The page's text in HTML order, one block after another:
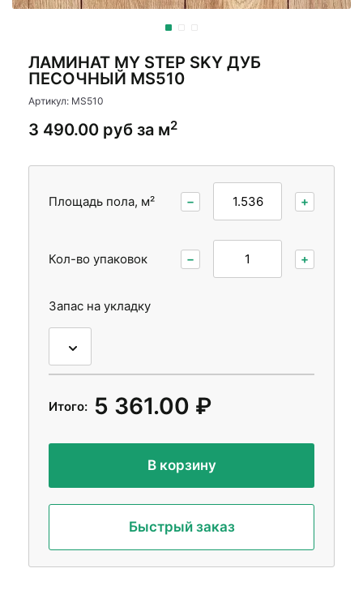
ЛАМИНАТ MY STEP SKY ДУБ
ПЕСОЧНЫЙ MS510
Артикул: MS510
3 490.00 руб за м2
Площадь пола, м² − +
Кол-во упаковок − +
Запас на укладку
Итого: 5 361.00 ₽
В корзину
Быстрый заказ
Стеновые панели
Стеновые панели